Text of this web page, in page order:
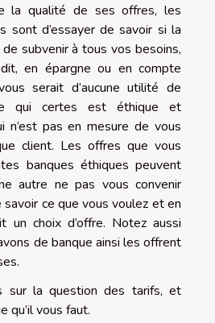
la qualité de ses offres, les
sont d’essayer de savoir si la
subvenir à tous vos besoins,
en épargne ou en compte
serait d’aucune utilité de
qui certes est éthique et
n’est pas en mesure de vous
client. Les offres que vous
banques éthiques peuvent
autre ne pas vous convenir
savoir ce que vous voulez et en
un choix d’offre. Notez aussi
de banque ainsi les offrent
sur la question des tarifs, et
qu’il vous faut.